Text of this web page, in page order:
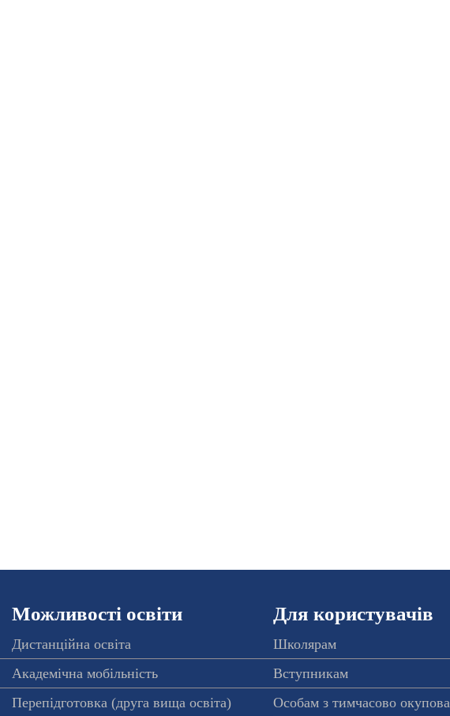
Можливості освіти
Дистанційна освіта
Академічна мобільність
Перепідготовка (друга вища освіта)
Для користувачів
Школярам
Вступникам
Особам з тимчасово